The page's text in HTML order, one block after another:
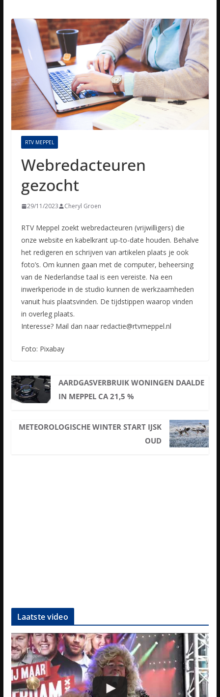
RTV MEPPEL
Webredacteuren
gezocht
29/11/2023 Cheryl Groen
RTV Meppel zoekt webredacteuren (vrijwilligers) die
onze website en kabelkrant up-to-date houden. Behalve
het redigeren en schrijven van artikelen plaats je ook
foto’s. Om kunnen gaan met de computer, beheersing
van de Nederlandse taal is een vereiste. Na een
inwerkperiode in de studio kunnen de werkzaamheden
vanuit huis plaatsvinden. De tijdstippen waarop vinden
in overleg plaats.
Interesse? Mail dan naar redactie@rtvmeppel.nl
Foto: Pixabay
AARDGASVERBRUIK WONINGEN DAALDE
IN MEPPEL CA 21,5 %
METEOROLOGISCHE WINTER START IJSK
OUD
Laatste video